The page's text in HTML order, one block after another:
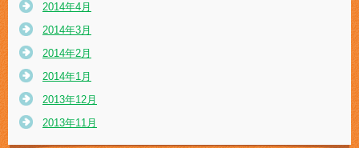
2014年4月
2014年3月
2014年2月
2014年1月
2013年12月
2013年11月